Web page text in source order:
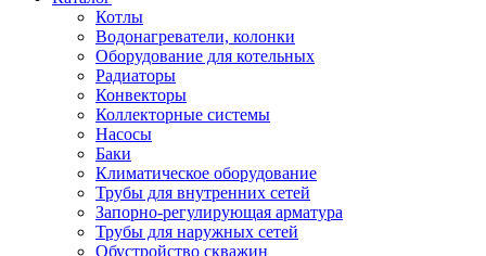
Котлы
Водонагреватели, колонки
Оборудование для котельных
Радиаторы
Конвекторы
Коллекторные системы
Насосы
Баки
Климатическое оборудование
Трубы для внутренних сетей
Запорно-регулирующая арматура
Трубы для наружных сетей
Обустройство скважин